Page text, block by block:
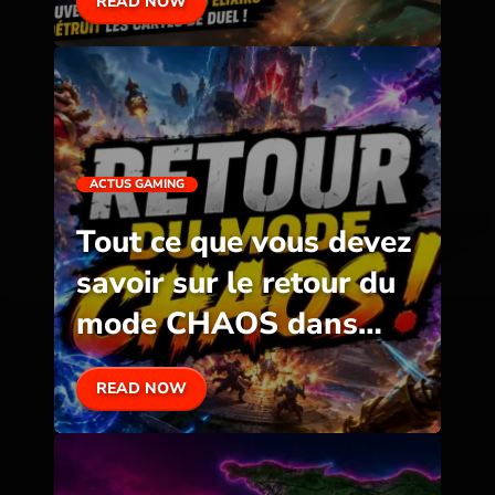
ACTUS GAMING
Tout ce que vous devez
savoir sur le retour du
mode CHAOS dans
Clash Royale
READ NOW